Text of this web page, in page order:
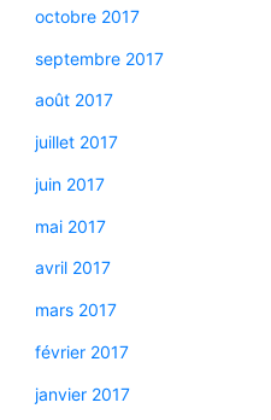
octobre 2017
septembre 2017
août 2017
juillet 2017
juin 2017
mai 2017
avril 2017
mars 2017
février 2017
janvier 2017